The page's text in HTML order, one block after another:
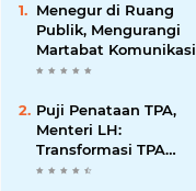
Menegur di Ruang
Publik, Mengurangi
Martabat Komunikasi
Pemerintahan
Puji Penataan TPA,
Menteri LH:
Transformasi TPA
Tamangapa Makassar